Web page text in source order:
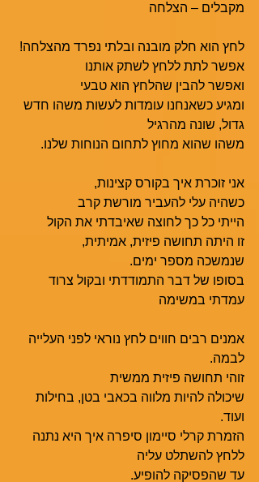
מקבלים – הצלחה
לחץ הוא חלק מובנה ובלתי נפרד מהצלחה!
אפשר לתת ללחץ לשתק אותנו
ואפשר להבין שהלחץ הוא טבעי
ומגיע כשאנחנו עומדות לעשות משהו חדש
גדול, שונה מהרגיל
משהו שהוא מחוץ לתחום הנוחות שלנו.
אני זוכרת איך בקורס קצינות,
כשהיה עלי להעביר מורשת קרב
הייתי כל כך לחוצה שאיבדתי את הקול
זו היתה תחושה פיזית, אמיתית,
שנמשכה מספר ימים.
בסופו של דבר התמודדתי ובקול צרוד
עמדתי במשימה
אמנים רבים חווים לחץ נוראי לפני העלייה
לבמה.
זוהי תחושה פיזית ממשית
שיכולה להיות מלווה בכאבי בטן, בחילות
ועוד.
הזמרת קרלי סיימון סיפרה איך היא נתנה
ללחץ להשתלט עליה
עד שהפסיקה להופיע.